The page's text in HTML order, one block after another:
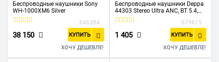
Беспроводные наушники Sony
WH-1000XM6 Silver
646384
38 150 КУПИТЬ
ХОЧУ ДЕШЕВЛЕ!
Беспроводные наушники Deppa
44303 Stereo Ultra ANC, BT 5.4,
ANC/ENC, 500мАч серебристый
679615
1 405 КУПИТЬ
ХОЧУ ДЕШЕВЛЕ!